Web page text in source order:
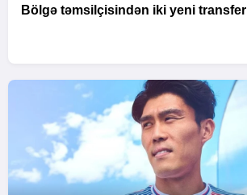
Bölgə təmsilçisindən iki yeni transfer